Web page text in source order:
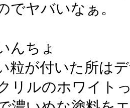
でヤバいなぁ。
んちょ
粒が付いた所は
リルのホワイト